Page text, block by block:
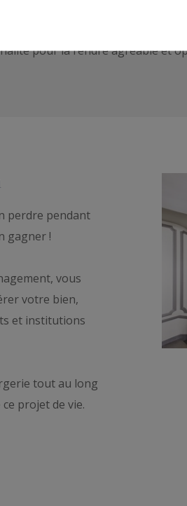
nos locations présentent
que l’on attend d’une location :
pour la rendre agréable et
perdre pendant
gagner !
vous
votre bien,
et institutions
tout au long
projet de vie.